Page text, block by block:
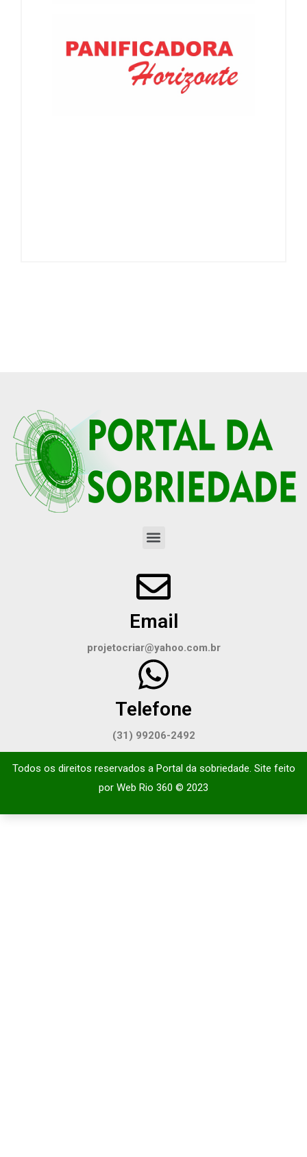
Email
projetocriar@yahoo.com.br
Telefone
(31) 99206-2492
Todos os direitos reservados a Portal da sobriedade. Site feito
por Web Rio 360 © 2023​